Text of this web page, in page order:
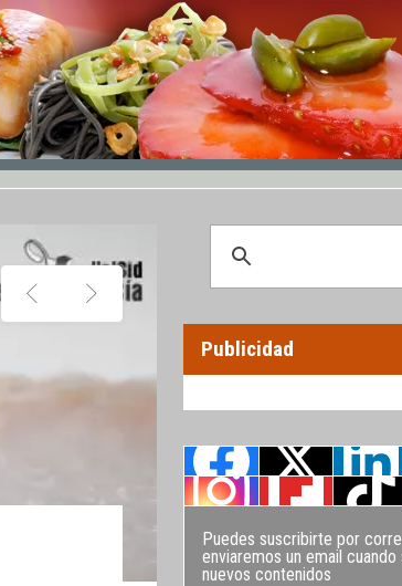
Publicidad
Puedes suscribirte por
enviaremos un email cuando
nuevos contenidos